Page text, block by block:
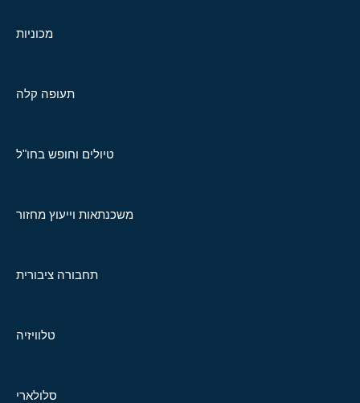
מכוניות
תעופה קלה
טיולים וחופש בחו"ל
משכנתאות וייעוץ מחזור
תחבורה ציבורית
טלוויזיה
סלולארי